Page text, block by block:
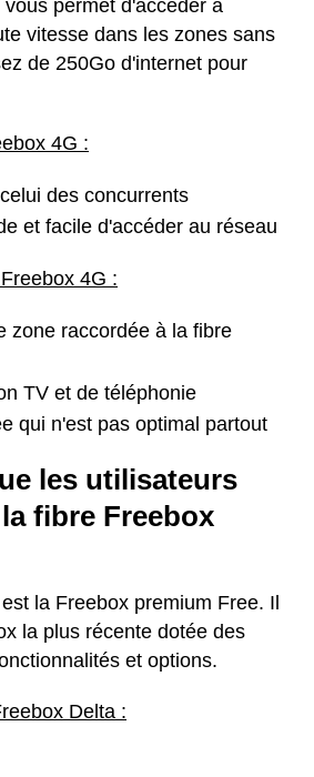
permet d'accéder à
vitesse dans les zones sans
de 250Go d'internet pour
4G :
des concurrents
et facile d'accéder au réseau
4G :
zone raccordée à la fibre
TV et de téléphonie
qui n'est pas optimal partout
les utilisateurs
fibre Freebox
la Freebox premium Free. Il
la plus récente dotée des
et options.
Delta :